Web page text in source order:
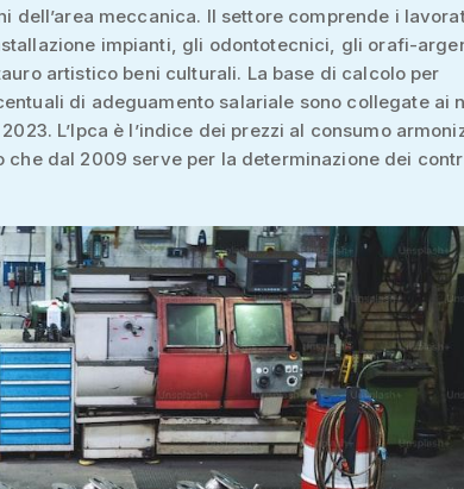
dell’area meccanica. Il settore comprende i
impianti, gli odontotecnici, gli orafi-
artistico beni culturali. La base di calcolo per
di adeguamento salariale sono collegate ai
L’Ipca è l’indice dei prezzi al consumo
che dal 2009 serve per la determinazione dei